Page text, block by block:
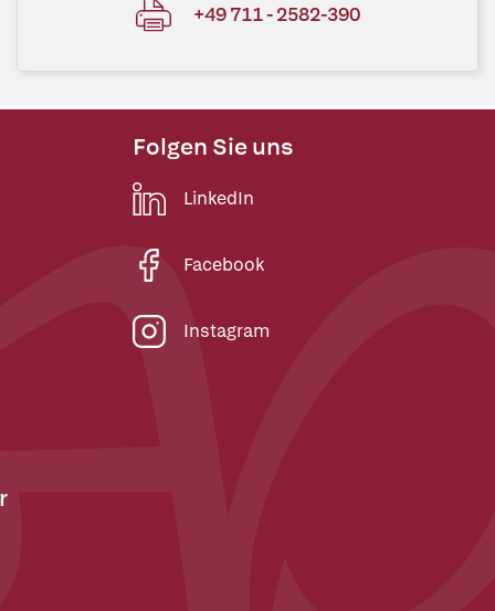
+49 711 - 2582-390
Folgen Sie uns
LinkedIn
Facebook
Instagram